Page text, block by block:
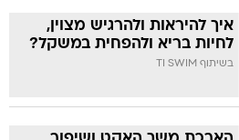
איך להיראות ולהרגיש מצוין,
לחיות בריא ולהפחית במשקל?
בשיתוף TI SWIM